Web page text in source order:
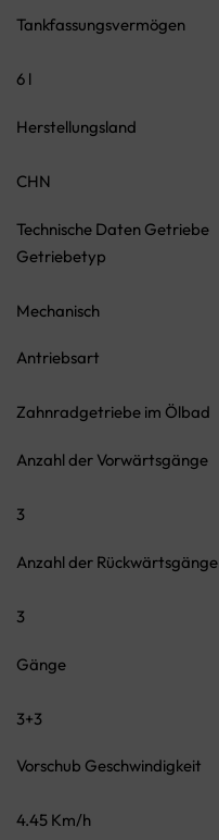
Tankfassungsvermögen
6 l
Herstellungsland
CHN
Technische Daten Getriebe
Getriebetyp
Mechanisch
Antriebsart
Zahnradgetriebe im Ölbad
Anzahl der Vorwärtsgänge
3
Anzahl der Rückwärtsgänge
3
Gänge
3+3
Vorschub Geschwindigkeit
4.45 Km/h